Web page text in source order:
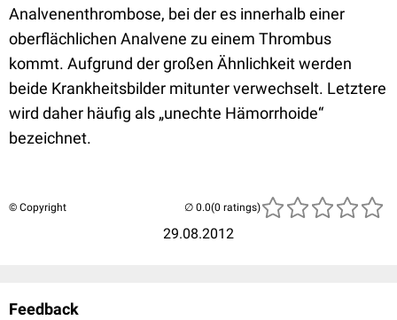
Analvenenthrombose, bei der es innerhalb einer
oberflächlichen Analvene zu einem Thrombus
kommt. Aufgrund der großen Ähnlichkeit werden
beide Krankheitsbilder mitunter verwechselt. Letztere
wird daher häufig als „unechte Hämorrhoide“
bezeichnet.
© Copyright
29.08.2012
(0 ratings)
Feedback